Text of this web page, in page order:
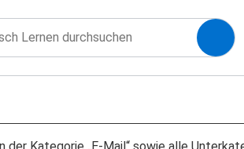
Kategorie „E-Mail“ sowie alle